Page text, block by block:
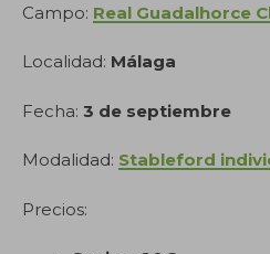
Campo: Real Guadalhorce
Localidad: Málaga
Fecha: 3 de septiembre
Modalidad: Stableford
Precios: